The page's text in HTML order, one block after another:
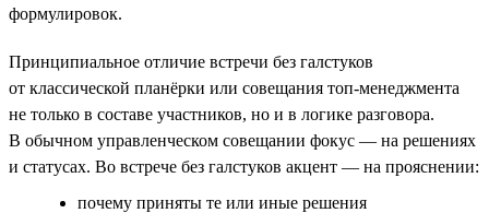
формулировок.
Принципиальное отличие встречи без галстуков
от классической планёрки или совещания топ-менеджмента
не только в составе участников, но и в логике разговора.
В обычном управленческом совещании фокус — на решениях
и статусах. Во встрече без галстуков акцент — на прояснении:
почему приняты те или иные решения